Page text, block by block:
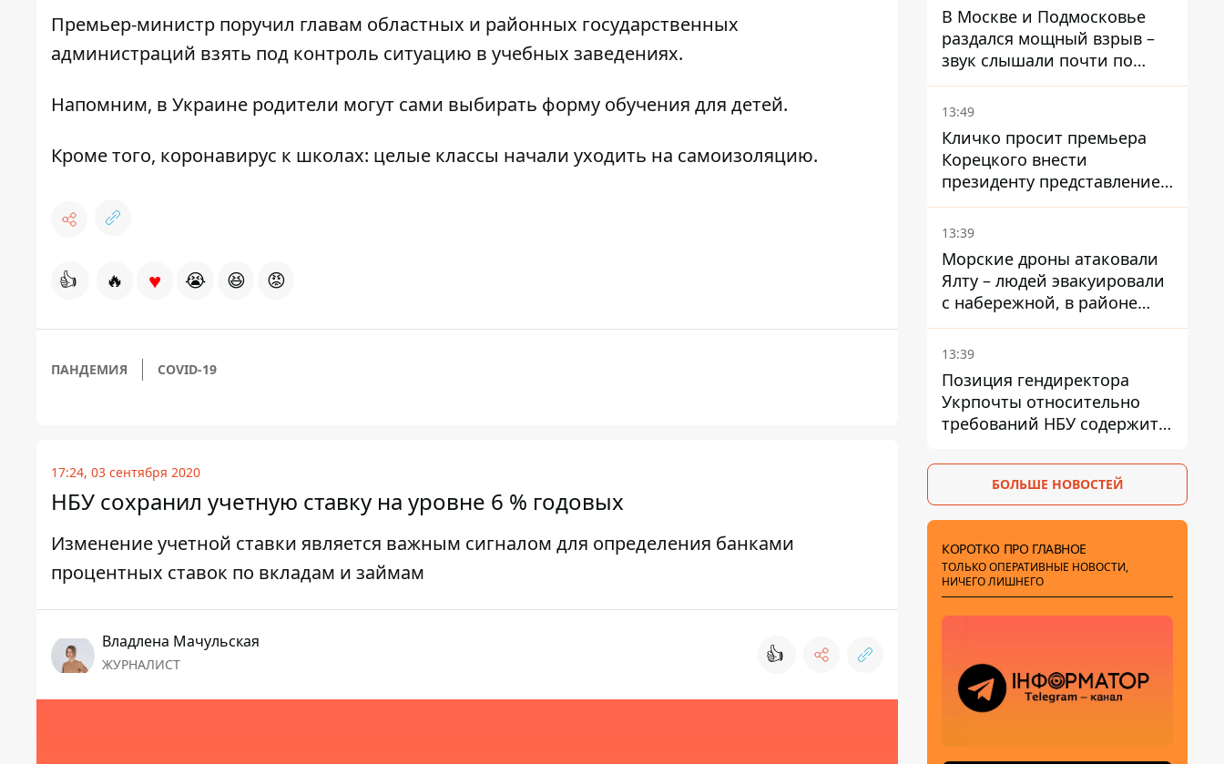
Премьер-министр поручил главам областных и районных государственных
администраций взять под контроль ситуацию в учебных заведениях.
Напомним, в Украине родители могут сами выбирать форму обучения для детей.
Кроме того, коронавирус к школах: целые классы начали уходить на самоизоляцию.
👍 🔥 ♥ 😭 😆 😡
ПАНДЕМИЯ COVID-19
17:24, 03 сентября 2020
НБУ сохранил учетную ставку на уровне 6 % годовых
Изменение учетной ставки является важным сигналом для определения банками
процентных ставок по вкладам и займам
Владлена Мачульская
ЖУРНАЛИСТ 👍
В Москве и Подмосковье
раздался мощный взрыв –
звук слышали почти по
всей области
13:49
Кличко просит премьера
Корецкого внести
президенту представление
на увольнение властелина
Троещины Бахматова
13:39
Морские дроны атаковали
Ялту – людей эвакуировали
с набережной, в районе
порта сообщают о пожаре
13:39
Позиция гендиректора
Укрпочты относительно
требований НБУ содержит
депутат Ольга Василевская-
СмаглюкБОЛЬШЕ НОВОСТЕЙ
КОРОТКО ПРО ГЛАВНОЕ
ТОЛЬКО ОПЕРАТИВНЫЕ НОВОСТИ,
НИЧЕГО ЛИШНЕГО